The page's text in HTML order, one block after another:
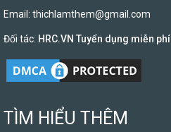
Email: thichlamthem@gmail.com
Đối tác: HRC.VN Tuyển dụng miễn phí
TÌM HIỂU THÊM